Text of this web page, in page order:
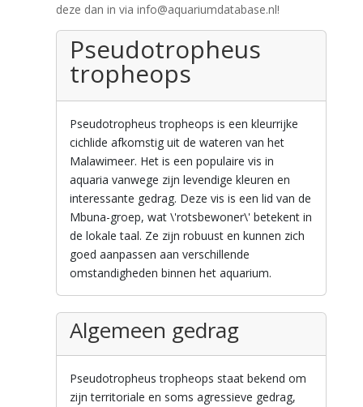
deze dan in via info@aquariumdatabase.nl!
Pseudotropheus
tropheops
Pseudotropheus tropheops is een kleurrijke
cichlide afkomstig uit de wateren van het
Malawimeer. Het is een populaire vis in
aquaria vanwege zijn levendige kleuren en
interessante gedrag. Deze vis is een lid van de
Mbuna-groep, wat \'rotsbewoner\' betekent in
de lokale taal. Ze zijn robuust en kunnen zich
goed aanpassen aan verschillende
omstandigheden binnen het aquarium.
Algemeen gedrag
Pseudotropheus tropheops staat bekend om
zijn territoriale en soms agressieve gedrag,